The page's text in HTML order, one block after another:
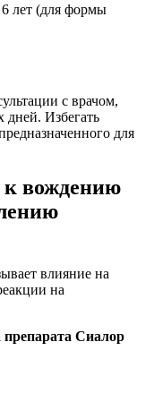
6 лет (для формы
с врачом,
дней. Избегать
для
к вождению
влияние на
на
Сиалор